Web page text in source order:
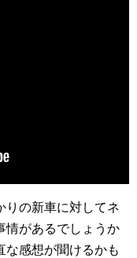
りの新車に対してネ
情があるでしょうか
な感想が聞けるかも